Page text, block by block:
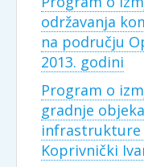
održavanja
na području
2013. godini
Program o
gradnje
infrastrukture
Koprivnički